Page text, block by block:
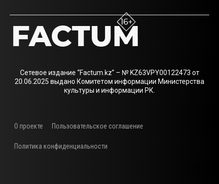
Сетевое издание “Factum.kz” – № KZ63VPY00122473 от
20.06.2025 выдано Комитетом информации Министерства
культуры и информации РК.
О проекте Пользовательское соглашение
Политика конфиденциальности